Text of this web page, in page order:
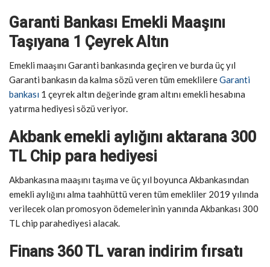
Garanti Bankası Emekli Maaşını
Taşıyana 1 Çeyrek Altın
Emekli maaşını Garanti bankasında geçiren ve burda üç yıl
Garanti bankasın da kalma sözü veren tüm emeklilereGaranti
bankası 1 çeyrek altın değerinde gram altını emekli hesabına
yatırma hediyesi sözü veriyor.
Akbank emekli aylığını aktarana 300
TL Chip para hediyesi
Akbankasına maaşını taşıma ve üç yıl boyunca Akbankasından
emekli aylığını alma taahhüttü veren tüm emekliler 2019 yılında
verilecek olan promosyon ödemelerinin yanında Akbankası 300
TL chip parahediyesi alacak.
Finans 360 TL varan indirim fırsatı